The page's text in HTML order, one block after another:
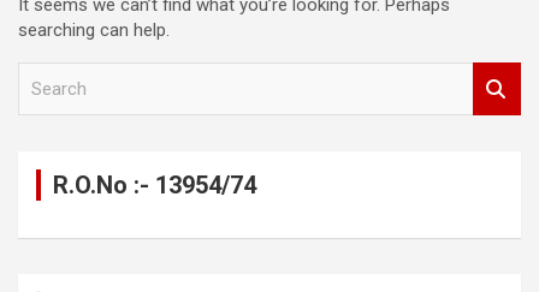
It seems we can’t find what you’re looking for. Perhaps
searching can help.
R.O.No :- 13954/74